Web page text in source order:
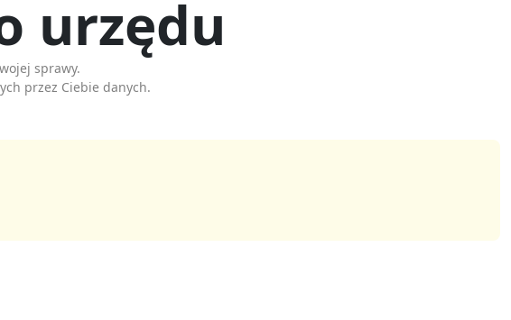
urzędu
sprawy.
przez Ciebie danych.